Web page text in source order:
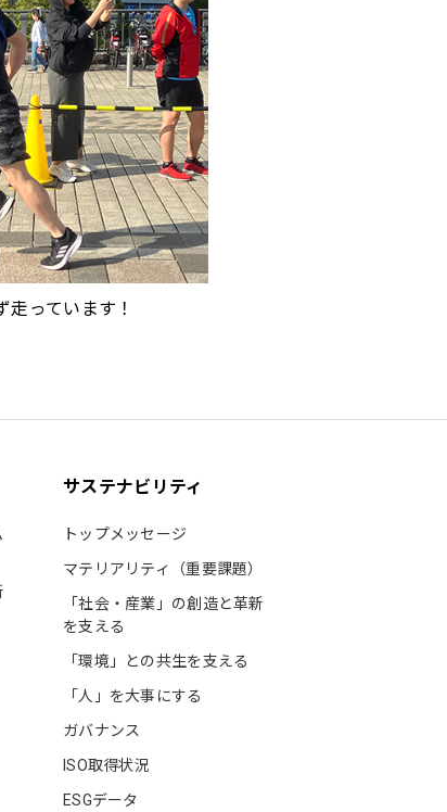
走っています！
サステナビリティ
トップメッセージ
マテリアリティ（重要課題）
「社会・産業」の創造と革新
を支える
「環境」との共生を支える
「人」を大事にする
ガバナンス
ISO取得状況
ESGデータ